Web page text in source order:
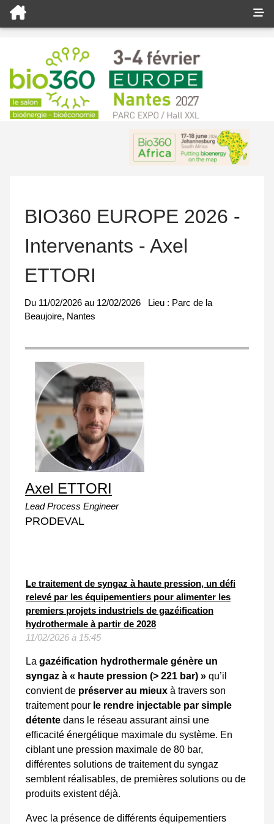
BIO360 EUROPE 2026 -
Intervenants - Axel
ETTORI
Du 11/02/2026 au 12/02/2026 Lieu : Parc de la
Beaujoire, Nantes
Axel ETTORI
Lead Process Engineer
PRODEVAL
Le traitement de syngaz à haute pression, un défi
relevé par les équipementiers pour alimenter les
premiers projets industriels de gazéification
hydrothermale à partir de 2028
11/02/2026 à 15:45
La gazéification hydrothermale génère un
syngaz à « haute pression (> 221 bar) » qu’il
convient de préserver au mieux à travers son
traitement pour le rendre injectable par simple
détente dans le réseau assurant ainsi une
efficacité énergétique maximale du système. En
ciblant une pression maximale de 80 bar,
différentes solutions de traitement du syngaz
semblent réalisables, de premières solutions ou de
produits existent déjà.
Avec la présence de différents équipementiers